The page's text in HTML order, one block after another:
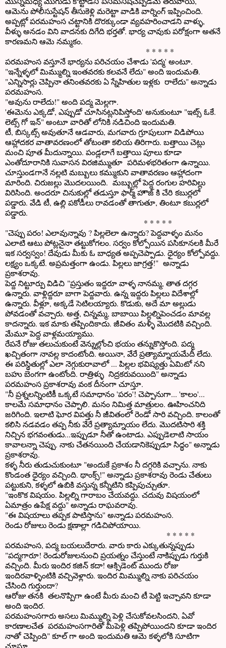
ఆమెను పోలీసుస్టేషన్ తీసుకెళ్లి మరెట్టా వాడికి వార్నింగ్ ఇప్పించింది.
అప్పట్లో పరమహంస చట్టానికి దొరక్కుండా వ్యవహరించాడని వాళ్ళు,
వీళ్ళు అనడం విని వాదనకు దిగేది భర్తతో. భార్య చావుకు పరోక్షంగా అతనే
కారణమని ఆమె నమ్మకం.
* * * * *
పరమహంస వస్తూనే భార్యను పరిచయం చేశాడు 'పద్మ' అంటూ.
"ఇన్నేళ్ళలో మిమ్ముల్ని ఇంతవరకు కలవనే లేదు" అంది ఇందుమతి.
"ఎన్నిసార్లు చెప్పినా తనింతవరకు ఏ స్నేహితుల ఇళ్లకు రాలేదు" అన్నాడు
పరమహంస.
"అవును రాలేదు!" అంది పద్మ మెల్లగా.
'ఈమెను ఎక్కడో, ఎప్పుడో చూసినట్లనిపిస్తోంది' అనుకుంటూ "ఇట్స్ ఓకే.
లెట్స్ గో ఇన్" అంటూ వారితో లోనికి నడిచింది ఇందుమతి.
టీ, బిస్కట్స్ అవుతూనే ఆడవారు, మగవారు గ్రూపులుగా విడిపోయి
ఆహ్లాదకర వాతావరణంలో తోటంతా కలియ తిరిగారు. బత్తాయి చెట్లు
మంచి పూత మీదున్నాయి. పండ్లలాగే బత్తాయి పూలు కూడా
ఎంతోదూరానికి సువాసన విరజిమ్ముతూ పరిమళభరితంగా ఉన్నాయి.
చూస్తుండగానే నల్లటి మబ్బులు కమ్ముకుని వాతావరణం ఆహ్లాదంగా
మారింది. చిరుజల్లు మొదలయింది. మబ్బుల్లో పెద్ద రంగుల హరివిల్లు
విరిసింది. అందరూ చినుకుల్లో తడుస్తూ ఫార్మ్ హౌజ్ కి చేరి కబుర్లలో
పడ్డారు. వేడి టీ, ఉల్లి పకోడీలు రావడంతో తాగుతూ, తింటూ కబుర్లలో
పడ్డారు.
* * * * *
"చెప్పు పరం! ఎలావున్నావు ? పిల్లలెలా ఉన్నారు? పెద్దవాళ్ళం మనం
ఎలాటి ఆటు పోట్లనైనా తట్టుకోగలం. సర్వం కోల్పోయిన పసికూనలకి మీరే
ఇక సర్వస్వం! దేవుడు మీకు ఓ బాధ్యత అప్పచెప్పాడు. ధైర్యం కోల్పోవద్దు.
లక్ష్యం ఒక్కటే. అప్రమత్తంగా ఉండు. పిల్లలు జాగ్రత్త!" అన్నాడు
ప్రకాశరావు.
పెద్ద నిట్టూర్పు విడిచి "ప్రస్తుతం ఇద్దరూ వాళ్ళ నానమ్మ, తాత దగ్గర
ఉన్నారు. వాళ్లిద్దరూ బాగా పెద్దవారు. ఉన్న ఇద్దరు పిల్లలు విదేశాల్లో
ఉన్నారు. వీళ్లూ, అక్కడే సెటిలయ్యారు. కొడుకు, అదే మా అల్లుడు
పోవడంతో వచ్చారు. అత్త, చిన్నమ్మ, బాబాయి పిల్లల్నిపెంచడం మావల్ల
కాదన్నారు. ఇక మాకు తప్పిందికాదు. జీవితం మళ్ళీ మొదటికి వచ్చింది.
మేమూ పెద్ద వాళ్లమయ్యాము.
రేపనే రోజు తలుచుకుంటే వెన్నుల్లోంచి భయం తన్నుకొస్తోంది. పద్మ
ఖచ్చితంగా నావల్ల కాదంటోంది. అయినా, వేరే ప్రత్యామ్నాయమేదీ లేదు.
ఈ పరిస్థితుల్లో ఎలా నెగ్గుకురావాలో ... పిల్లల భవిష్యత్తు ఏమిటో నని
బహు బెంగగా ఉంటోంది. రాత్రిళ్ళు నిద్రకరువయింది" అన్నాడు
పరమహంస ప్రకాశరావు వంక దీనంగా చూస్తూ.
"నీ ప్రశ్నలన్నింటికీ ఒక్కటే సమాధానం 'పరం'! చెప్పానుగా... 'కాలం'...
కాలమే సమాధానం చెప్పాలి. మనం నిమిత్త మాత్రులం. ఊహించనిది
జరిగింది. ఇలాటి ఘోర విపత్తు నీ జీవితంలో రెండో సారి వచ్చింది. కాలంతో
కలిసి నడవడం తప్ప నీకు వేరే ప్రత్యామ్నాయం లేదు. మొదటిసారి శక్తి
నిచ్చిన భగవంతుడు...ఇప్పుడూ నీతో ఉంటాడు. ఎప్పుడెలాటి సాయం
కావాలన్నా చెప్పు. నాకు చేతనయింది చేయడానికెప్పుడూ సిద్ధం" అన్నాడు
ప్రకాశరావు.
కళ్ళ నీరు తుడుచుకుంటూ "అందుకే ప్రకాశం నీ దగ్గరికి వచ్చాను. నాకు
కొండంత ధైర్యం వచ్చింది. థాంక్స్!" అన్నాడు ప్రకాశరావు రెండు చేతులు
పట్టుకుని, కళ్ళలో ఉబికి వస్తున్న కన్నీటిని కప్పిపుచ్చుతూ.
"ఇంకొక విషయం. పిల్లల్ని గారాబం చేయవద్దు. చదువు విషయంలో
ఏమాత్రం ఉపేక్ష వద్దు" అన్నాడు రాఘవరావు.
"ఈ విషయాలు తప్పక పాటిస్తాను'' అన్నాడు పరమహంస.
రెండు రోజులు రెండు క్షణాల్లా గడిచిపోయాయి.
* * * * *
పరమహంస, పద్మ బయలుదేరారు. వారు కారు ఎక్కుతున్నప్పుడు
"పద్మగారూ! రెండురోజులనుంచి ప్రయత్నం చేస్తుంటే నాకిప్పుడు గుర్తుకి
వచ్చింది. మీరు ఇందిర కజిన్ కదా! ఆక్సిడెంట్ ముందు రోజు
ఇందిరవాళ్ళింటికి వచ్చివెళ్లారు. ఇందిర మిమ్ముల్ని నాకు పరిచయం
చేసింది గుర్తుందా?
ఆరోజు తనకి తలనొప్పిగా ఉంటే మీరు మంచి టీ పెట్టి ఇచ్చావని కూడా
అంది ఇందిర.
పరమహంసగారు అసలు మిమ్ముల్ని పెళ్లి చేసుకోవలసిందని, ఏవో
కారణాలచేత పరమహంసగారితో మీపెళ్లి తప్పిపోయిందని కూడా ఇందిర
నాతో చెప్పింది" కూల్ గా అంది ఇందుమతి ఆమె కళ్ళలోకి సూటిగా
చూస్తూ.